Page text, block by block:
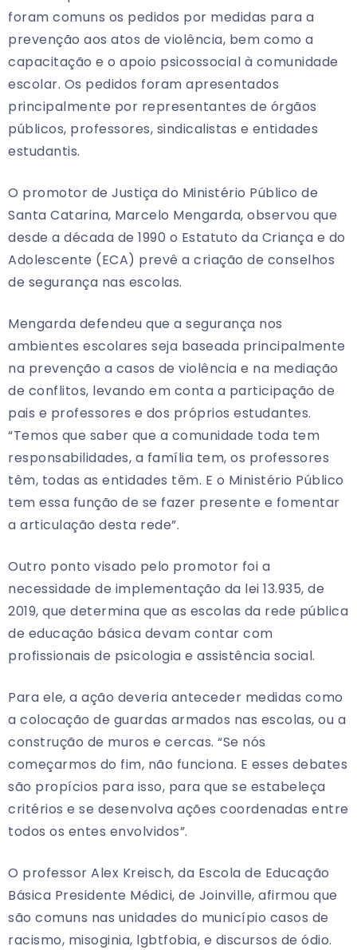
foram comuns os pedidos por medidas para a
prevenção aos atos de violência, bem como a
capacitação e o apoio psicossocial à comunidade
escolar. Os pedidos foram apresentados
principalmente por representantes de órgãos
públicos, professores, sindicalistas e entidades
estudantis.
O promotor de Justiça do Ministério Público de
Santa Catarina, Marcelo Mengarda, observou que
desde a década de 1990 o Estatuto da Criança e do
Adolescente (ECA) prevê a criação de conselhos
de segurança nas escolas.
Mengarda defendeu que a segurança nos
ambientes escolares seja baseada principalmente
na prevenção a casos de violência e na mediação
de conflitos, levando em conta a participação de
pais e professores e dos próprios estudantes.
“Temos que saber que a comunidade toda tem
responsabilidades, a família tem, os professores
têm, todas as entidades têm. E o Ministério Público
tem essa função de se fazer presente e fomentar
a articulação desta rede”.
Outro ponto visado pelo promotor foi a
necessidade de implementação da lei 13.935, de
2019, que determina que as escolas da rede pública
de educação básica devam contar com
profissionais de psicologia e assistência social.
Para ele, a ação deveria anteceder medidas como
a colocação de guardas armados nas escolas, ou a
construção de muros e cercas. “Se nós
começarmos do fim, não funciona. E esses debates
são propícios para isso, para que se estabeleça
critérios e se desenvolva ações coordenadas entre
todos os entes envolvidos”.
O professor Alex Kreisch, da Escola de Educação
Básica Presidente Médici, de Joinville, afirmou que
são comuns nas unidades do município casos de
racismo, misoginia, lgbtfobia, e discursos de ódio.